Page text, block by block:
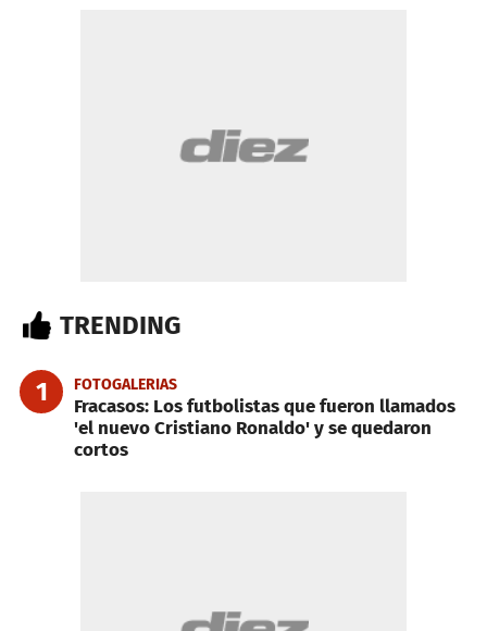
TRENDING
1 FOTOGALERIAS
Fracasos: Los futbolistas que fueron llamados
'el nuevo Cristiano Ronaldo' y se quedaron
cortos